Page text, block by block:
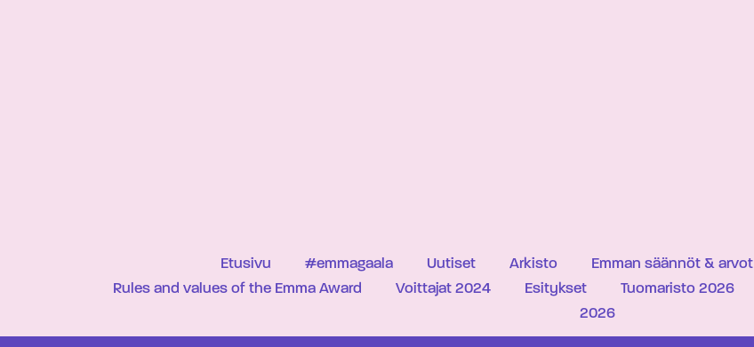
Etusivu #emmagaala Uutiset Arkisto Emman säännöt & arvot
Rules and values of the Emma Award
Voittajat 2024 Esitykset Tuomaristo 2026
2026